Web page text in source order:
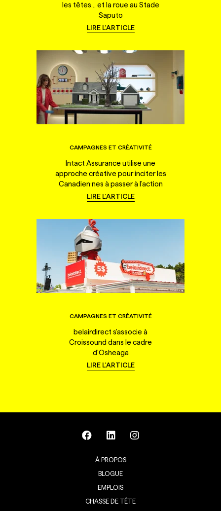
les têtes... et la roue au Stade
Saputo
LIRE L'ARTICLE
CAMPAGNES ET CRÉATIVITÉ
Intact Assurance utilise une
approche créative pour inciter les
Canadien·nes à passer à l'action
LIRE L'ARTICLE
CAMPAGNES ET CRÉATIVITÉ
belairdirect s'associe à
Croissound dans le cadre
d'Osheaga
LIRE L'ARTICLE
À PROPOS
BLOGUE
EMPLOIS
CHASSE DE TÊTE